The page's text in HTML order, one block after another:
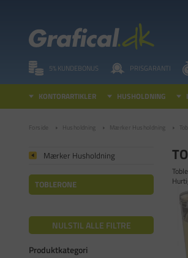
5% KUNDEBONUS PRISGARANTI
KONTORARTIKLER HUSHOLDNING
Forside Husholdning Mærker Husholdning
Mærker Husholdning
TOBLERONE
NULSTIL ALLE FILTRE
Produktkategori